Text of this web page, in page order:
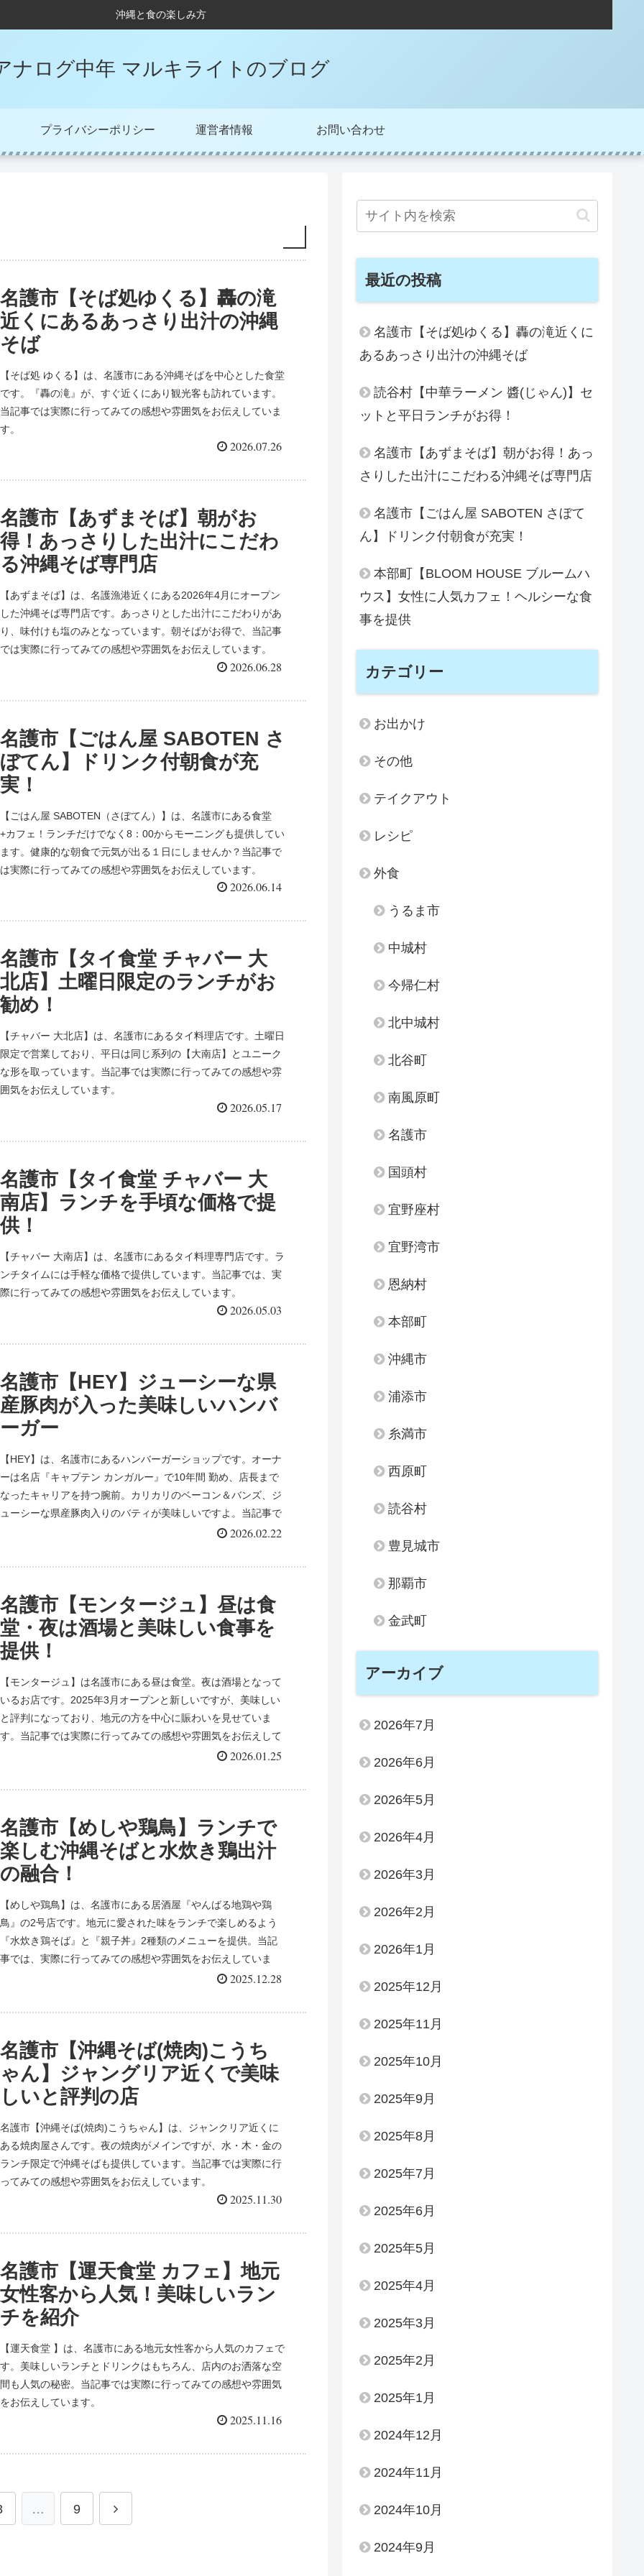
沖縄と食の楽しみ方
ナログ中年 マルキライトのブログ
プライバシーポリシー 運営者情報 お問い合わせ
名護市【そば処ゆくる】轟の滝
近くにあるあっさり出汁の沖縄
そば
【そば処 ゆくる】は、名護市にある沖縄そばを中心とした食堂
です。『轟の滝』が、すぐ近くにあり観光客も訪れています。
当記事では実際に行ってみての感想や雰囲気をお伝えしていま
す。
2026.07.26
名護市【あずまそば】朝がお
得！あっさりした出汁にこだわ
る沖縄そば専門店
【あずまそば】は、名護漁港近くにある2026年4月にオープン
した沖縄そば専門店です。あっさりとした出汁にこだわりがあ
り、味付けも塩のみとなっています。朝そばがお得で、当記事
では実際に行ってみての感想や雰囲気をお伝えしています。
2026.06.28
名護市【ごはん屋 SABOTEN さ
ぼてん】ドリンク付朝食が充
実！
【ごはん屋 SABOTEN（さぼてん）】は、名護市にある食堂
+カフェ！ランチだけでなく8：00からモーニングも提供してい
ます。健康的な朝食で元気が出る１日にしませんか？当記事で
は実際に行ってみての感想や雰囲気をお伝えしています。
2026.06.14
名護市【タイ食堂 チャバー 大
北店】土曜日限定のランチがお
勧め！
【チャバー 大北店】は、名護市にあるタイ料理店です。土曜日
限定で営業しており、平日は同じ系列の【大南店】とユニーク
な形を取っています。当記事では実際に行ってみての感想や雰
囲気をお伝えしています。
2026.05.17
名護市【タイ食堂 チャバー 大
南店】ランチを手頃な価格で提
供！
【チャバー 大南店】は、名護市にあるタイ料理専門店です。ラ
ンチタイムには手軽な価格で提供しています。当記事では、実
際に行ってみての感想や雰囲気をお伝えしています。
2026.05.03
名護市【HEY】ジューシーな県
産豚肉が入った美味しいハンバ
ーガー
【HEY】は、名護市にあるハンバーガーショップです。オーナ
ーは名店『キャプテン カンガルー』で10年間 勤め、店長まで
なったキャリアを持つ腕前。カリカリのベーコン＆バンズ、ジ
ューシーな県産豚肉入りのバティが美味しいですよ。当記事で
は、実際に行ってみての感想や雰囲気をお伝えしています。
2026.02.22
名護市【モンタージュ】昼は食
堂・夜は酒場と美味しい食事を
提供！
【モンタージュ】は名護市にある昼は食堂。夜は酒場となって
いるお店です。2025年3月オープンと新しいですが、美味しい
と評判になっており、地元の方を中心に賑わいを見せていま
す。当記事では実際に行ってみての感想や雰囲気をお伝えして
2026.01.25
名護市【めしや鶏鳥】ランチで
楽しむ沖縄そばと水炊き鶏出汁
の融合！
【めしや鶏鳥】は、名護市にある居酒屋『やんばる地鶏や鶏
鳥』の2号店です。地元に愛された味をランチで楽しめるよう
『水炊き鶏そば』と『親子丼』2種類のメニューを提供。当記
事では、実際に行ってみての感想や雰囲気をお伝えしていま
2025.12.28
名護市【沖縄そば(焼肉)こうち
ゃん】ジャングリア近くで美味
しいと評判の店
名護市【沖縄そば(焼肉)こうちゃん】は、ジャンクリア近くに
ある焼肉屋さんです。夜の焼肉がメインですが、水・木・金の
ランチ限定で沖縄そばも提供しています。当記事では実際に行
ってみての感想や雰囲気をお伝えしています。
2025.11.30
名護市【運天食堂 カフェ】地元
女性客から人気！美味しいラン
チを紹介
【運天食堂 】は、名護市にある地元女性客から人気のカフェで
す。美味しいランチとドリンクはもちろん、店内のお洒落な空
間も人気の秘密。当記事では実際に行ってみての感想や雰囲気
をお伝えしています。
2025.11.16
… 9
最近の投稿
名護市【そば処ゆくる】轟の滝近くに
あるあっさり出汁の沖縄そば
読谷村【中華ラーメン 醬(じゃん)】セ
ットと平日ランチがお得！
名護市【あずまそば】朝がお得！あっ
さりした出汁にこだわる沖縄そば専門店
名護市【ごはん屋 SABOTEN さぼて
ん】ドリンク付朝食が充実！
本部町【BLOOM HOUSE ブルームハ
ウス】女性に人気カフェ！ヘルシーな食
事を提供
カテゴリー
お出かけ
その他
テイクアウト
レシピ
外食
うるま市
中城村
今帰仁村
北中城村
北谷町
南風原町
名護市
国頭村
宜野座村
宜野湾市
恩納村
本部町
沖縄市
浦添市
糸満市
西原町
読谷村
豊見城市
那覇市
金武町
アーカイブ
2026年7月
2026年6月
2026年5月
2026年4月
2026年3月
2026年2月
2026年1月
2025年12月
2025年11月
2025年10月
2025年9月
2025年8月
2025年7月
2025年6月
2025年5月
2025年4月
2025年3月
2025年2月
2025年1月
2024年12月
2024年11月
2024年10月
2024年9月